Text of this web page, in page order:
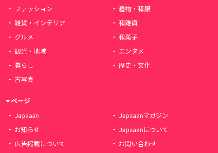
ファッション
着物・和服
雑貨・インテリア
和雑貨
グルメ
和菓子
観光・地域
エンタメ
暮らし
歴史・文化
古写真
ページ
Japaaan
Japaaanマガジン
お知らせ
Japaaanについて
広告掲載について
お問い合わせ